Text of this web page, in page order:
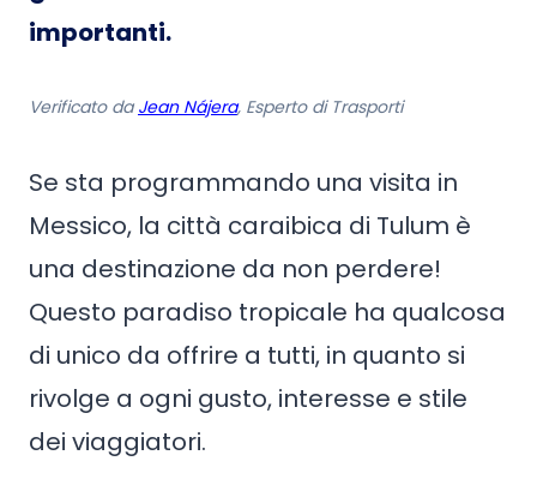
importanti.
Verificato da Jean Nájera, Esperto di Trasporti
Se sta programmando una visita in
Messico, la città caraibica di Tulum è
una destinazione da non perdere!
Questo paradiso tropicale ha qualcosa
di unico da offrire a tutti, in quanto si
rivolge a ogni gusto, interesse e stile
dei viaggiatori.